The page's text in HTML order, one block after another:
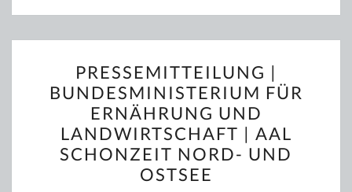
|
BUNDESMINISTERIUM
FÜR
ERNÄHRUNG
UND
LANDWIRTSCHAFT
PRESSEMITTEILUNG |
BUNDESMINISTERIUM FÜR
ERNÄHRUNG UND
LANDWIRTSCHAFT | AAL
SCHONZEIT NORD- UND
OSTSEE